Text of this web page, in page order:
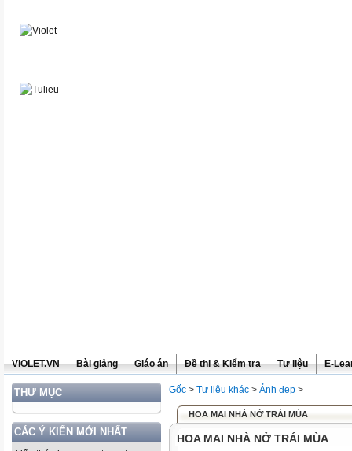
ViOLET.VN Bài giảng Giáo án Đề thi & Kiểm tra Tư liệu E-
THƯ MỤC
CÁC Ý KIẾN MỚI NHẤT
Gốc > Tư liệu khác > Ảnh đẹp >
HOA MAI NHÀ NỞ TRÁI MÙA
HOA MAI NHÀ NỞ TRÁI MÙA